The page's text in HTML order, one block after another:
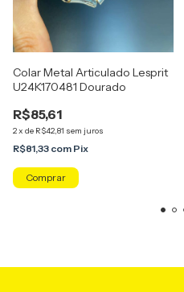
Colar Metal Articulado Lesprit
U24K170481 Dourado
R$85,61
2x de R$42,81 sem juros
R$81,33 com Pix
Comprar